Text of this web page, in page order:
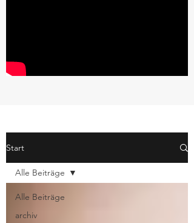
Start
Alle Beiträge
archiv
Alle Beiträge